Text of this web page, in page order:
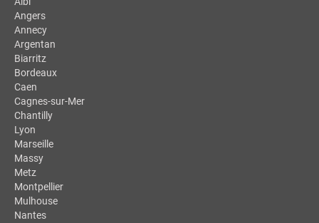
Angers
Annecy
Argentan
Biarritz
Bordeaux
Caen
Cagnes-sur-Mer
Chantilly
Lyon
Marseille
Massy
Metz
Montpellier
Mulhouse
Nantes